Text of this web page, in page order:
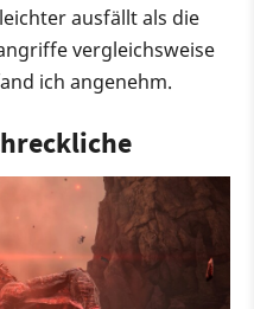
ausfällt als die
vergleichsweise
ich angenehm.